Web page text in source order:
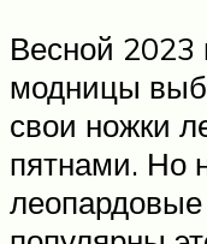
Весной 2023
модницы
свои ножки
пятнами. Но